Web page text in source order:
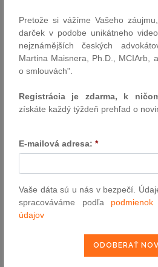
materskom jazyku autora článku.
Odrážajúc iniciatívu partnera
rok je vybraný nový umelec, aby
poskytnutý Leom Zoggmayerom,
ktorý aplikoval minimalizmus na Krásu
„V Zogmayerovej definícii pojmu
spôsobom oslobodeným od
vykonávaniu advokácie. Krása sa
ale aj v iných aspektoch sociálneho
hovorí iniciátor roadmapu
tohtoročnej témy.
Pretože si vážíme Vašeho
darček v podobe unikátneho
nejznámějších českých
Martina Maisnera, Ph.D., MCIArb,
o smlouvách".
Registrácia je zdarma, k
získáte každý týždeň prehľad o
E-mailová adresa: *
Vaše dáta sú u nás v bezpečí.
spracováváme podľa
údajov